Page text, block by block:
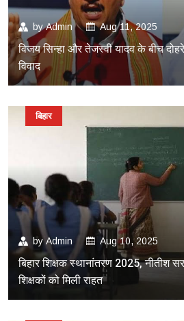
byAdmin Aug 11, 2025
विजय सिन्हा और तेजस्वी यादव के बीच
विवाद
byAdmin Aug 10, 2025
बिहार शिक्षक स्थानांतरण 2025, नीतीश
शिक्षकों को मिली राहत
बिहार